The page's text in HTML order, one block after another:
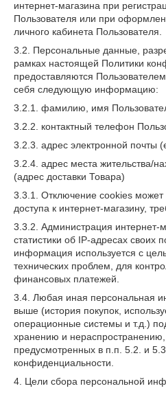
интернет-магазина при
Пользователя или при
личного кабинета Пользователя.
3.2. Персональные данные,
рамках настоящей Политики
предоставляются
себя следующую информацию:
3.2.1. фамилию, имя
3.2.2. контактный телефон
3.2.3. адрес электронной почты
3.2.4. адрес места жительства/
(адрес доставки Товара)
3.3.1. Отключение cookies может
доступа к интернет-магазину,
3.3.2. Администрация интернет-
статистики об IP-адресах своих
информация используется с
технических проблем, для
финансовых платежей.
3.4. Любая иная персональная
выше (история покупок,
операционные системы и т.д.)
хранению и
предусмотренных в п.п. 5.2. и
конфиденциальности.
4. Цели сбора персональной